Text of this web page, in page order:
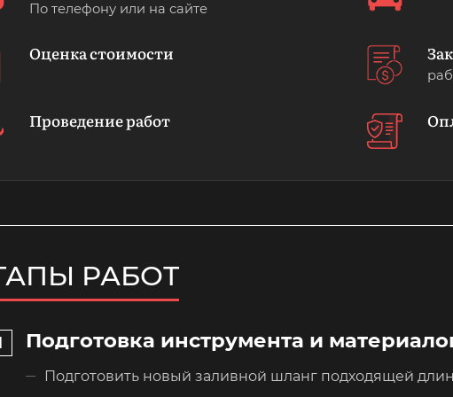
По телефону или на сайте
Оценка стоимости
Проведение работ
РАБОТ
Подготовка инструмента и
Подготовить новый заливной шланг подходящей